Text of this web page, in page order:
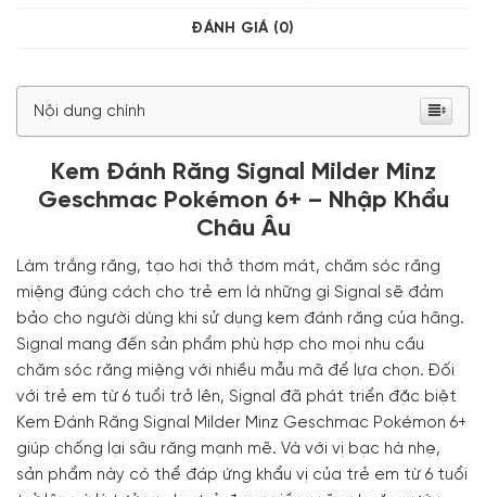
ĐÁNH GIÁ (0)
Nội dung chính
Kem Đánh Răng Signal Milder Minz
Geschmac Pokémon 6+ – Nhập Khẩu
Châu Âu
Làm trắng răng, tạo hơi thở thơm mát, chăm sóc răng
miệng đúng cách cho trẻ em là những gì Signal sẽ đảm
bảo cho người dùng khi sử dụng kem đánh răng của hãng.
Signal mang đến sản phẩm phù hợp cho mọi nhu cầu
chăm sóc răng miệng với nhiều mẫu mã để lựa chọn. Đối
với trẻ em từ 6 tuổi trở lên, Signal đã phát triển đặc biệt
Kem Đánh Răng Signal Milder Minz Geschmac Pokémon 6+
giúp chống lại sâu răng mạnh mẽ. Và với vị bạc hà nhẹ,
sản phẩm này có thể đáp ứng khẩu vị của trẻ em từ 6 tuổi